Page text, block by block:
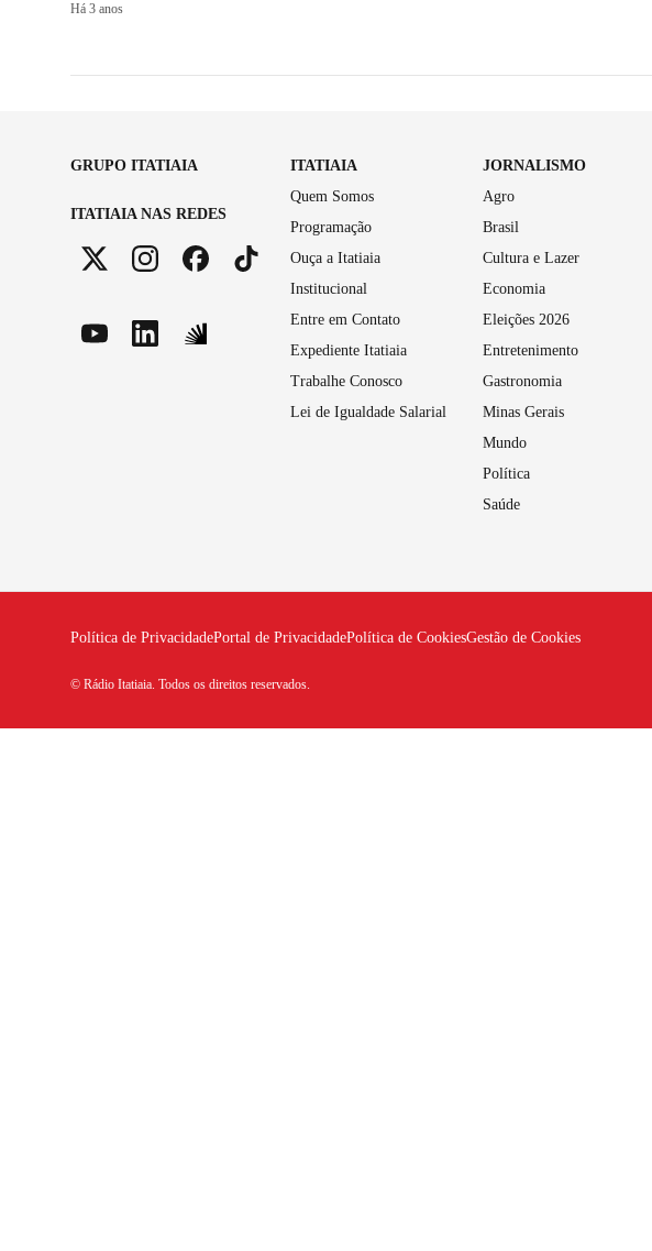
Há 3 anos
GRUPO ITATIAIA
ITATIAIA NAS REDES
ITATIAIA
Quem Somos
Programação
Ouça a Itatiaia
Institucional
Entre em Contato
Expediente Itatiaia
Trabalhe Conosco
Lei de Igualdade Salarial
JORNALISMO
Agro
Brasil
Cultura e Lazer
Economia
Eleições 2026
Entretenimento
Gastronomia
Minas Gerais
Mundo
Política
Saúde
Política de PrivacidadePortal de PrivacidadePolítica de CookiesGestão de Cookies
© Rádio Itatiaia. Todos os direitos reservados.